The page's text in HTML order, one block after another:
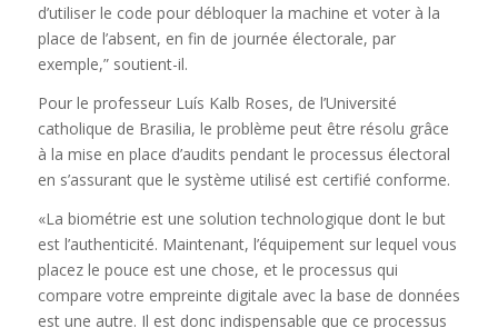
d’utiliser le code pour débloquer la machine et voter à la
place de l’absent, en fin de journée électorale, par
exemple,” soutient-il.
Pour le professeur Luís Kalb Roses, de l’Université
catholique de Brasilia, le problème peut être résolu grâce
à la mise en place d’audits pendant le processus électoral
en s’assurant que le système utilisé est certifié conforme.
«La biométrie est une solution technologique dont le but
est l’authenticité. Maintenant, l’équipement sur lequel vous
placez le pouce est une chose, et le processus qui
compare votre empreinte digitale avec la base de données
est une autre. Il est donc indispensable que ce processus